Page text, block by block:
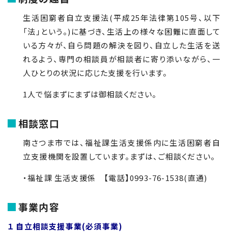
生活困窮者自立支援法(平成25年法律第105号、以下
「法」という。)に基づき、生活上の様々な困難に直面して
いる方々が、自ら問題の解決を図り、自立した生活を送
れるよう、専門の相談員が相談者に寄り添いながら、一
人ひとりの状況に応じた支援を行います。
1人で悩まずにまずは御相談ください。
相談窓口
南さつま市では、福祉課生活支援係内に生活困窮者自
立支援機関を設置しています。まずは、ご相談ください。
・福祉課 生活支援係 【電話】0993-76-1538(直通)
事業内容
１ 自立相談支援事業(必須事業)